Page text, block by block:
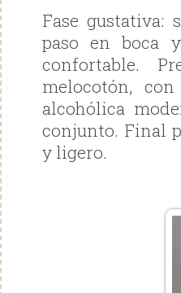
Fase gustativa:
paso en boca
confortable.
melocotón,
alcohólica
conjunto. Final
y ligero.